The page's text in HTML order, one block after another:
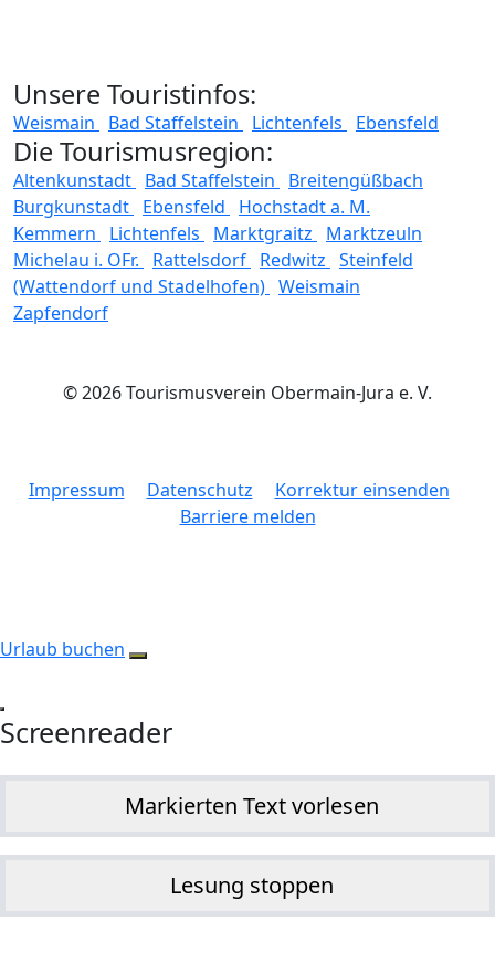
Unsere Touristinfos:
Weismain Bad Staffelstein Lichtenfels Ebensfeld
Die Tourismusregion:
Altenkunstadt Bad Staffelstein
Breitengüßbach
Burgkunstadt Ebensfeld
Hochstadt a. M.
Kemmern
Lichtenfels Marktgraitz
Marktzeuln
Michelau i. OFr.
Rattelsdorf Redwitz Steinfeld
(Wattendorf und Stadelhofen) Weismain
Zapfendorf
© 2026 Tourismusverein Obermain-Jura e. V.
Impressum Datenschutz
Korrektur einsenden
Barriere melden
Urlaub buchen
Screenreader
Markierten Text vorlesen
Lesung stoppen